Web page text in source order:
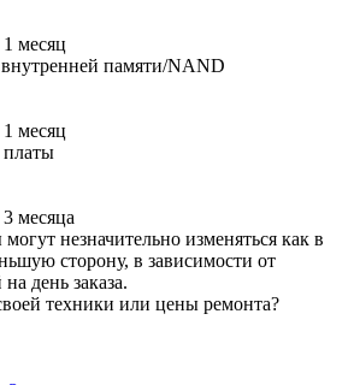
месяц
памяти/NAND
месяц
платы
месяца
незначительно изменяться как в
сторону, в зависимости от
день заказа.
техники или цены ремонта?